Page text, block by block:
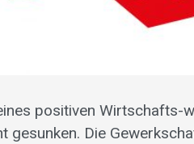
positiven Wirtschafts-
gesunken. Die